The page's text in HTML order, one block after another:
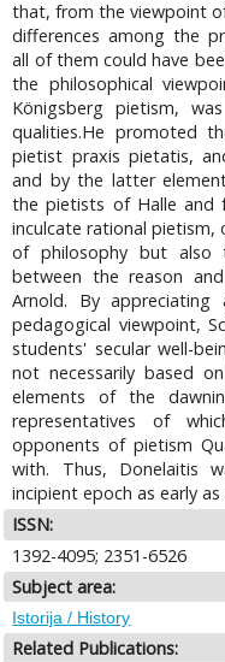
that, from the viewpoint
differences among the
all of them could have
the philosophical
Königsberg pietism,
qualities.He promoted
pietist praxis pietatis,
and by the latter
the pietists of Halle and
inculcate rational
of philosophy but
between the reason
Arnold. By
pedagogical viewpoint,
students' secular well-
not necessarily based
elements of the
representatives of
opponents of pietism
with. Thus, Donelaitis
incipient epoch as early
ISSN:
1392-4095; 2351-6526
Subject area:
Istorija / History
Related Publications: